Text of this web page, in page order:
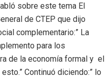
sobre este tema El
de CTEP que dijo
complementario:” La
para los
de la economía formal y el
Continuó diciendo:” lo